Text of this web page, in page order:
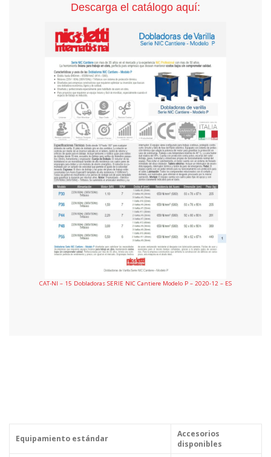
Descarga el catálogo aquí:
CAT-NI – 15 Dobladoras SERIE NIC Cantiere Modelo P – 2020-12 – ES
Equipamiento estándar
Accesorios
disponibles